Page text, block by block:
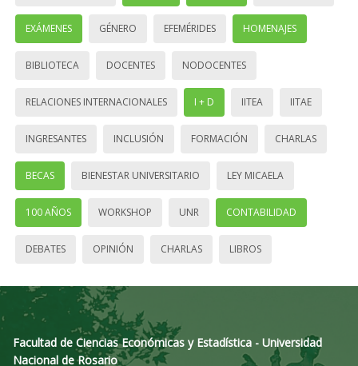
EXÁMENES GÉNERO EFEMÉRIDES HOMENAJES
BIBLIOTECA DOCENTES NODOCENTES
RELACIONES INTERNACIONALES I + D IITEA IITAE
INGRESANTES INCLUSIÓN FORMACIÓN CHARLAS
BECAS BIENESTAR UNIVERSITARIO LEY MICAELA
100 AÑOS WORKSHOP UNR CONTABILIDAD
DEBATES OPINIÓN CHARLAS LIBROS
Facultad de Ciencias Económicas y Estadística - Universidad
Nacional de Rosario